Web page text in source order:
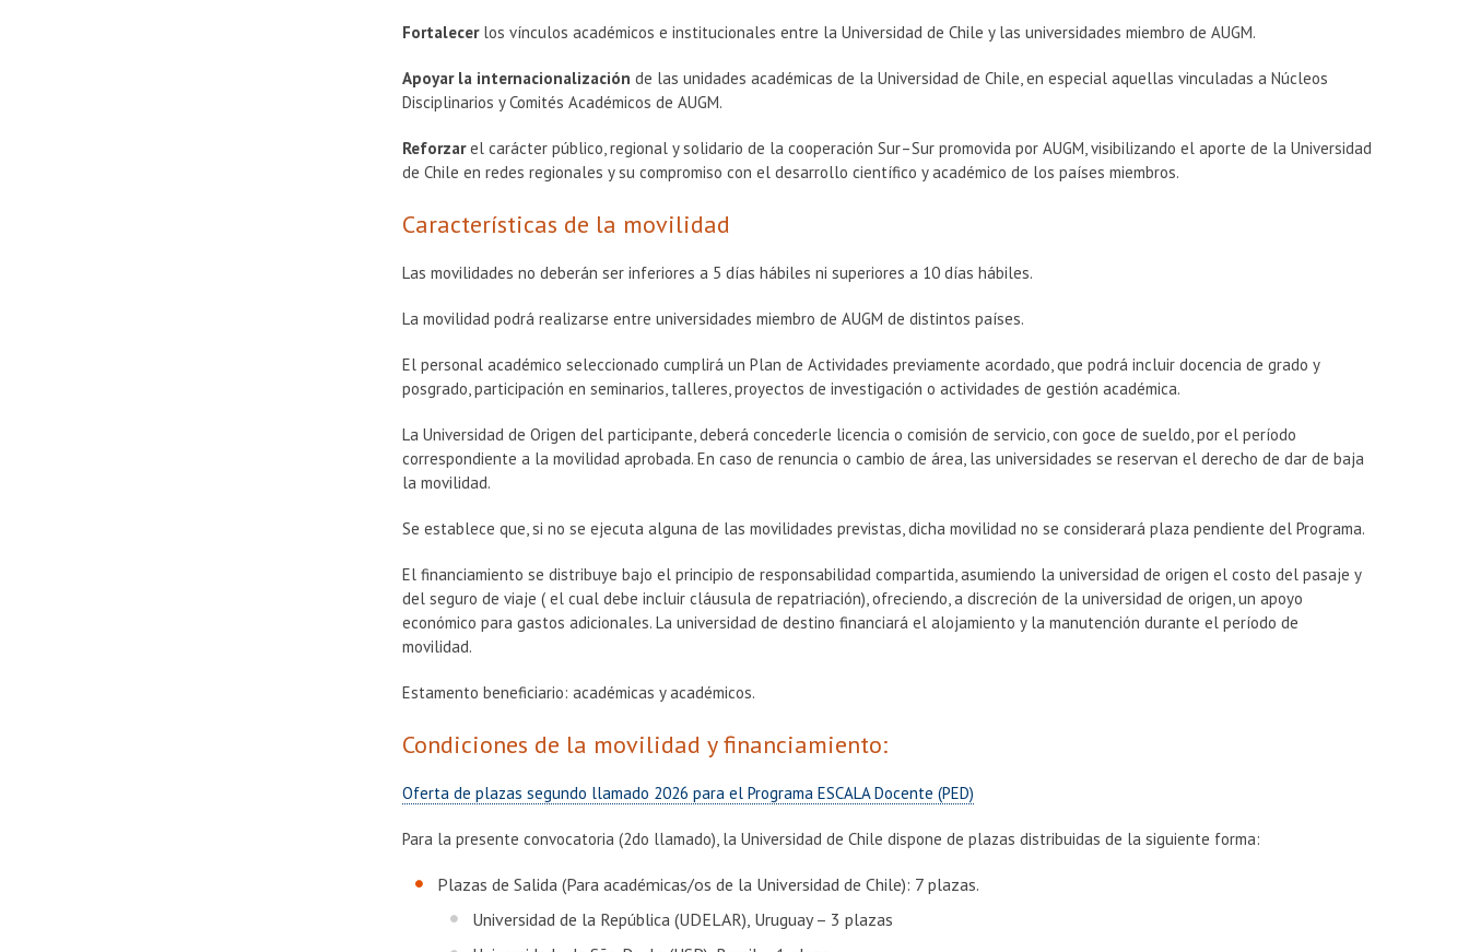
Fortalecerlos vínculos académicos e institucionales entre la Universidad de Chile y las universidades miembro de AUGM.
Apoyar la internacionalización de las unidades académicas de la Universidad de Chile, en especial aquellas vinculadas a Núcleos
Disciplinarios y Comités Académicos de AUGM.
Reforzarel carácter público, regional y solidario de la cooperación Sur–Sur promovida por AUGM, visibilizando el aporte de la Universidad
de Chile en redes regionales y su compromiso con el desarrollo científico y académico de los países miembros.
Características de la movilidad
Las movilidades no deberán ser inferiores a 5 días hábiles ni superiores a 10 días hábiles.
La movilidad podrá realizarse entre universidades miembro de AUGM de distintos países.
El personal académico seleccionado cumplirá un Plan de Actividades previamente acordado, que podrá incluir docencia de grado y
posgrado, participación en seminarios, talleres, proyectos de investigación o actividades de gestión académica.
La Universidad de Origen del participante, deberá concederle licencia o comisión de servicio, con goce de sueldo, por el período
correspondiente a la movilidad aprobada. En caso de renuncia o cambio de área, las universidades se reservan el derecho de dar de baja
la movilidad.
Se establece que, si no se ejecuta alguna de las movilidades previstas, dicha movilidad no se considerará plaza pendiente del Programa.
El financiamiento se distribuye bajo el principio de responsabilidad compartida, asumiendo la universidad de origen el costo del pasaje y
del seguro de viaje ( el cual debe incluir cláusula de repatriación), ofreciendo, a discreción de la universidad de origen, un apoyo
económico para gastos adicionales. La universidad de destino financiará el alojamiento y la manutención durante el período de
movilidad.
Estamento beneficiario: académicas y académicos.
Condiciones de la movilidad y financiamiento:
Oferta de plazas segundo llamado 2026 para el Programa ESCALA Docente (PED)
Para la presente convocatoria (2do llamado), la Universidad de Chile dispone de plazas distribuidas de la siguiente forma:
Plazas de Salida (Para académicas/os de la Universidad de Chile): 7 plazas.
Universidad de la República (UDELAR), Uruguay – 3 plazas